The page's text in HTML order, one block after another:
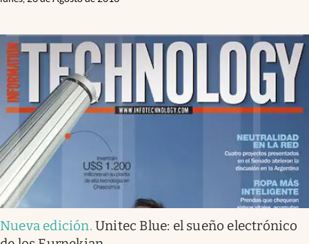
Nueva edición.Unitec Blue: el sueño electrónico